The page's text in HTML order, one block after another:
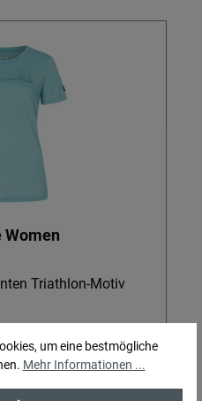
um eine bestmögliche
Mehr Informationen ...
Women
Triathlon-Motiv